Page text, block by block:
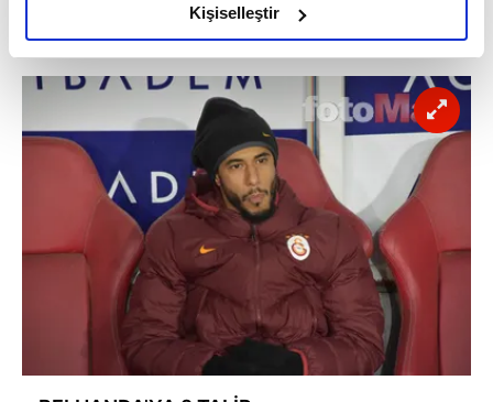
olduğunu ve sizlere en iyi içerikleri sunabilmek adına
elimizden gelen çabayı gösterdiğimizi ve bu noktada,
reklamların maliyetlerimizi karşılamak noktasında tek gelir
kalemimiz olduğunu sizlere hatırlatmak isteriz.
Her halükârda, kullanıcılar, bu çerezlere izin vermedikleri
takdirde, kullanıcılara hedefli reklamlar
gösterilmeyecektir."
Sizlere daha iyi bir hizmet sunabilmek için İnternet
Sitemizde kendimize ve üçüncü kişilere ait çerezler
kullanılmaktadır. Bu çerezler vasıtasıyla çeşitli kişisel
verileriniz işlenmekte olup gerekli olan çerezler bilgi
toplumu hizmetlerinin sunulması amacıyla
kullanılmaktadır. Diğer çerezler, sitemizin daha işlevsel
Kişiselleştir
Galatasaray'a Belhanda için yeni tekliflerin
yakında geleceği iddia edildi.